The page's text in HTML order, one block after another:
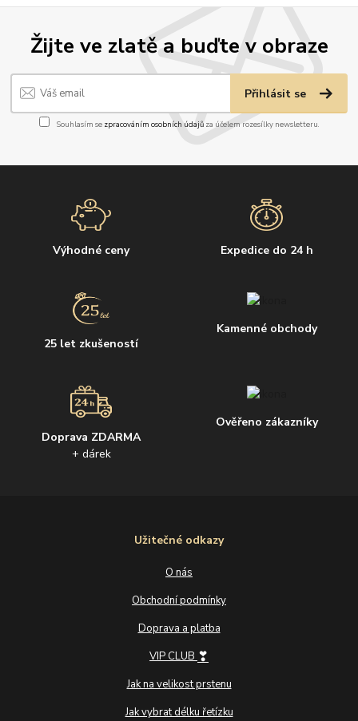
Žijte ve zlatě a buďte v obraze
Přihlásit se
Souhlasím se zpracováním osobních údajůza účelem rozesílky newsletteru.
Výhodné ceny Expedice do 24 h
25 let zkušeností
Kamenné obchody
Doprava ZDARMA
+ dárek
Ověřeno zákazníky
Užitečné odkazy
O nás
Obchodní podmínky
Doprava a platba
VIP CLUB ❣
Jak na velikost prstenu
Jak vybrat délku řetízku